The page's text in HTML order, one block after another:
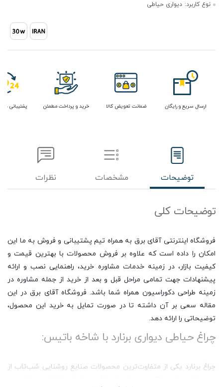
نوع کاربرد: دیواری حیاطی
ارسال سریع و رایگان ضمانت تعویض کالا خرید و پرداخت مطمئن پشتیبانی
توضیحات مشخصات نظرات
توضیحات کلی
فروشگاه اینترنتی آقای برق به همراه تیم پشتیبانی و فروش به ما این
امکان را داده است که علاوه بر فروش محصولات با بهترین قیمت و
کیفیت بازار، در زمینه خدمات مشاوره خرید، راهنمایی نصب و ارائه
پیشنهادات جهت تمامی مراحل قبل و بعد از خرید از جمله مشاوره در
زمینه طراحی دکوراسیون همراه شما باشد. فروشگاه آقای برق در این
مقاله سعی بر آن داشته تا در صورت تمایل به خرید این محصول،
توضیحاتی را ارائه دهد.
چراغ حیاطی دیواری برنارد با شاخه باتیس:
چراغ برنارد یکی از متفاوت‌ترین محصولات صنایع روشنایی شب‌تاب از